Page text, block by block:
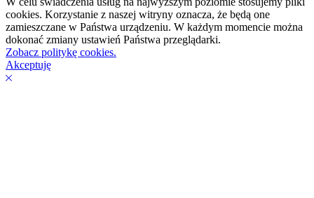
cookies. Korzystanie z naszej witryny oznacza, że będą one
zamieszczane w Państwa urządzeniu. W każdym momencie można
dokonać zmiany ustawień Państwa przeglądarki.
Zobacz politykę cookies.
Akceptuję